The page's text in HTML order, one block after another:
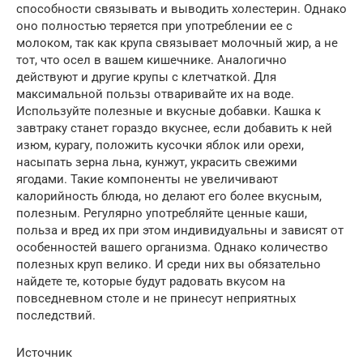
способности связывать и выводить холестерин. Однако
оно полностью теряется при употреблении ее с
молоком, так как крупа связывает молочный жир, а не
тот, что осел в вашем кишечнике. Аналогично
действуют и другие крупы с клетчаткой. Для
максимальной пользы отваривайте их на воде.
Используйте полезные и вкусные добавки. Кашка к
завтраку станет гораздо вкуснее, если добавить к ней
изюм, курагу, положить кусочки яблок или орехи,
насыпать зерна льна, кунжут, украсить свежими
ягодами. Такие компоненты не увеличивают
калорийность блюда, но делают его более вкусным,
полезным. Регулярно употребляйте ценные каши,
польза и вред их при этом индивидуальны и зависят от
особенностей вашего организма. Однако количество
полезных круп велико. И среди них вы обязательно
найдете те, которые будут радовать вкусом на
повседневном столе и не принесут неприятных
последствий.
Источник